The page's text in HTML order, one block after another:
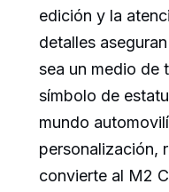
edición y la
detalles
sea un medio de
símbolo de
mundo
personalización,
convierte al M2